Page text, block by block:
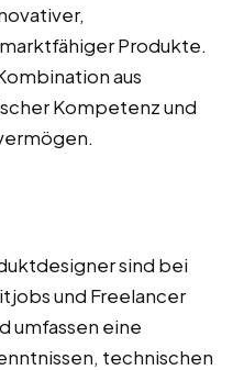
Produkte.
aus
Kompetenz und
sind bei
und Freelancer
umfassen eine
technischen